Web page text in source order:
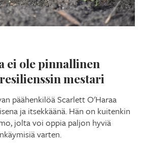
ei ole pinnallinen
mestari
päähenkilöä Scarlett O'Haraa
ja itsekkäänä. Hän on kuitenkin
jolta voi oppia paljon hyviä
varten.